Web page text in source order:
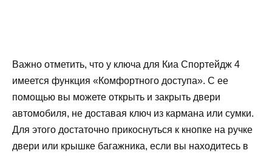
Важно отметить, что у ключа для Киа Спортейдж 4
имеется функция «Комфортного доступа». С ее
помощью вы можете открыть и закрыть двери
автомобиля, не доставая ключ из кармана или сумки.
Для этого достаточно прикоснуться к кнопке на ручке
двери или крышке багажника, если вы находитесь в